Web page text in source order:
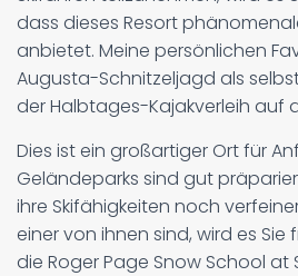
dass dieses Resort
anbietet. Meine persönlichen
Augusta-Schnitzeljagd als
der Halbtages-Kajakverleih auf
Dies ist ein großartiger Ort für
Geländeparks sind gut
ihre Skifähigkeiten noch
einer von ihnen sind, wird es Sie
die Roger Page Snow School